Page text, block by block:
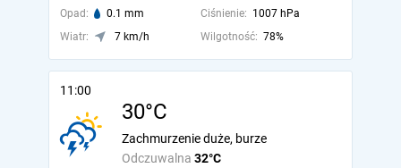
Opad: 0.1 mm Ciśnienie: 1007 hPa
Wiatr:
7 km/h Wilgotność: 78%
11:00
30°C
Odczuwalna 32°C
Zachmurzenie duże, burze